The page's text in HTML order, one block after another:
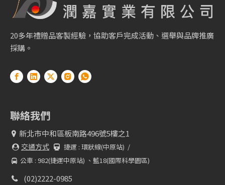
20多年禮贈品客製經驗，協助客戶完成活動、選舉與品牌推廣
採購。
聯絡我們
 新北市中和區板南路496號5樓之1
 交通方式  捷運 : 環狀線(中原站) /
 公車 : 982(捷運中原站) 、藍18(國際科學園區)
 (02)2222-0985